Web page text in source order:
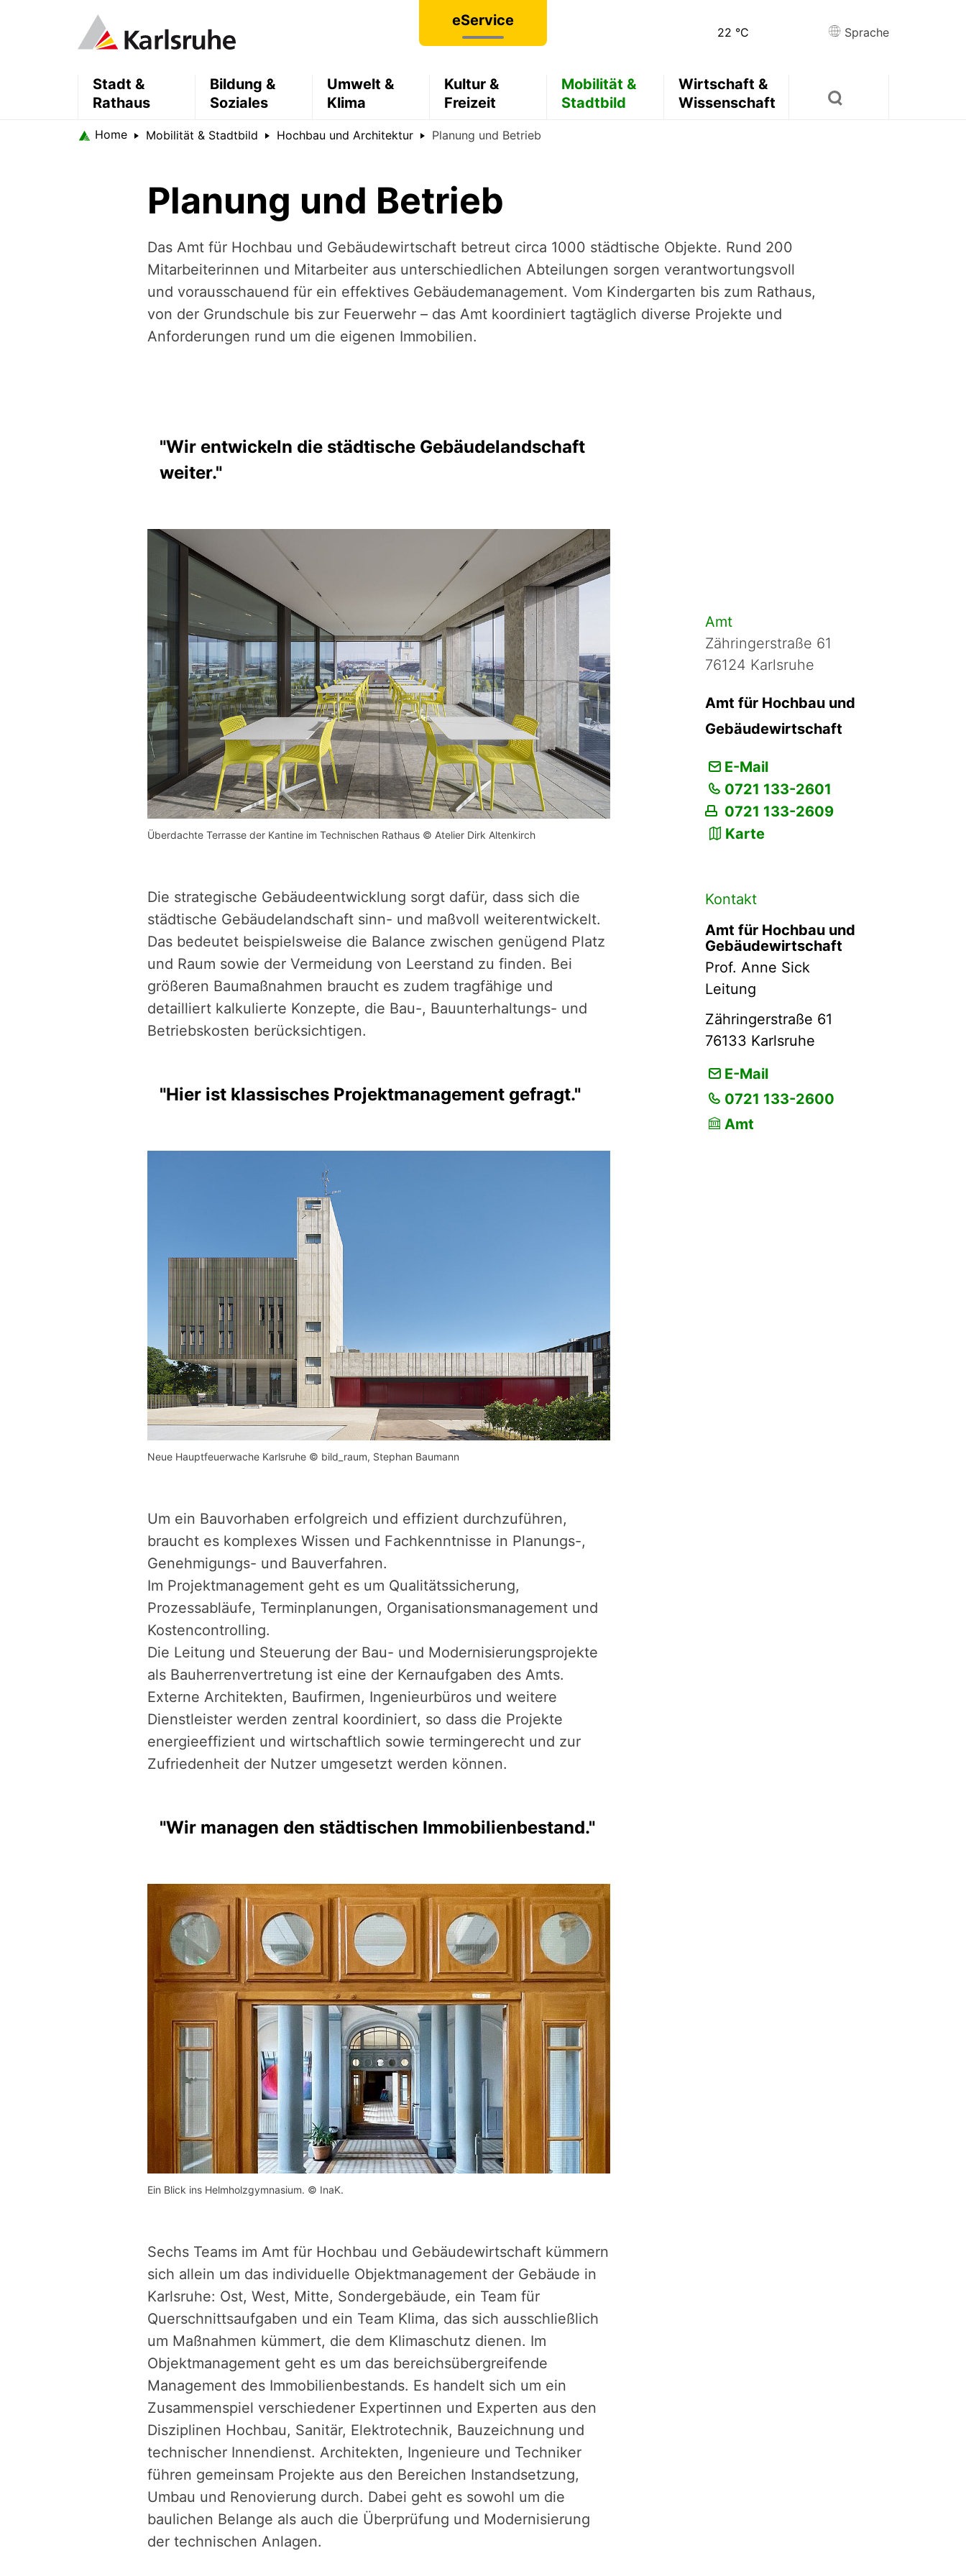
eService
22 °C Sprache
Stadt &
Rathaus
Bildung &
Soziales
Umwelt &
Klima
Kultur &
Freizeit
Mobilität &
Stadtbild
Wirtschaft &
Wissenschaft
Home Mobilität & Stadtbild Hochbau und Architektur Planung und Betrieb
Planung und Betrieb
Das Amt für Hochbau und Gebäudewirtschaft betreut circa 1000 städtische Objekte. Rund 200
Mitarbeiterinnen und Mitarbeiter aus unterschiedlichen Abteilungen sorgen verantwortungsvoll
und vorausschauend für ein effektives Gebäudemanagement. Vom Kindergarten bis zum Rathaus,
von der Grundschule bis zur Feuerwehr – das Amt koordiniert tagtäglich diverse Projekte und
Anforderungen rund um die eigenen Immobilien.
"Wir entwickeln die städtische Gebäudelandschaft
weiter."
Überdachte Terrasse der Kantine im Technischen Rathaus © Atelier Dirk Altenkirch
Die strategische Gebäudeentwicklung sorgt dafür, dass sich die
städtische Gebäudelandschaft sinn- und maßvoll weiterentwickelt.
Das bedeutet beispielsweise die Balance zwischen genügend Platz
und Raum sowie der Vermeidung von Leerstand zu finden. Bei
größeren Baumaßnahmen braucht es zudem tragfähige und
detailliert kalkulierte Konzepte, die Bau-, Bauunterhaltungs- und
Betriebskosten berücksichtigen.
"Hier ist klassisches Projektmanagement gefragt."
Neue Hauptfeuerwache Karlsruhe © bild_raum, Stephan Baumann
Um ein Bauvorhaben erfolgreich und effizient durchzuführen,
braucht es komplexes Wissen und Fachkenntnisse in Planungs-,
Genehmigungs- und Bauverfahren.
Im Projektmanagement geht es um Qualitätssicherung,
Prozessabläufe, Terminplanungen, Organisationsmanagement und
Kostencontrolling.
Die Leitung und Steuerung der Bau- und Modernisierungsprojekte
als Bauherrenvertretung ist eine der Kernaufgaben des Amts.
Externe Architekten, Baufirmen, Ingenieurbüros und weitere
Dienstleister werden zentral koordiniert, so dass die Projekte
energieeffizient und wirtschaftlich sowie termingerecht und zur
Zufriedenheit der Nutzer umgesetzt werden können.
"Wir managen den städtischen Immobilienbestand."
Ein Blick ins Helmholzgymnasium. © InaK.
Sechs Teams im Amt für Hochbau und Gebäudewirtschaft kümmern
sich allein um das individuelle Objektmanagement der Gebäude in
Karlsruhe: Ost, West, Mitte, Sondergebäude, ein Team für
Querschnittsaufgaben und ein Team Klima, das sich ausschließlich
um Maßnahmen kümmert, die dem Klimaschutz dienen. Im
Objektmanagement geht es um das bereichsübergreifende
Management des Immobilienbestands. Es handelt sich um ein
Zusammenspiel verschiedener Expertinnen und Experten aus den
Disziplinen Hochbau, Sanitär, Elektrotechnik, Bauzeichnung und
technischer Innendienst. Architekten, Ingenieure und Techniker
führen gemeinsam Projekte aus den Bereichen Instandsetzung,
Umbau und Renovierung durch. Dabei geht es sowohl um die
baulichen Belange als auch die Überprüfung und Modernisierung
der technischen Anlagen.
Amt
Zähringerstraße 61
76124 Karlsruhe
Amt für Hochbau und
Gebäudewirtschaft
E-Mail
0721 133-2601
0721 133-2609
Karte
Kontakt
Amt für Hochbau und
Gebäudewirtschaft
Prof. Anne Sick
Leitung
Zähringerstraße 61
76133 Karlsruhe
E-Mail
0721 133-2600
Amt